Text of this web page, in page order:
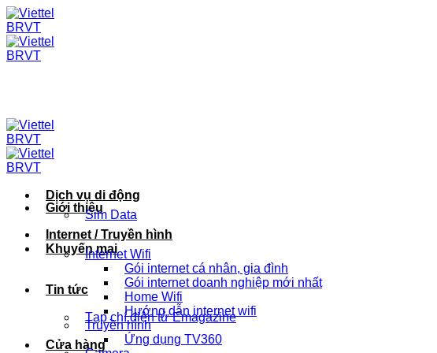
Skip
to
content
Giới thiệu
Khuyến mại
Tin tức
Tạp chí điện tử Emagazine
Cửa hàng
Dịch vụ di động
Sim Data
Internet / Truyền hình
Internet Wifi
Gói internet cá nhân, gia đình
Gói internet doanh nghiệp mới nhất
Home Wifi
Hướng dẫn internet wifi
Truyền hình
Ứng dụng TV360